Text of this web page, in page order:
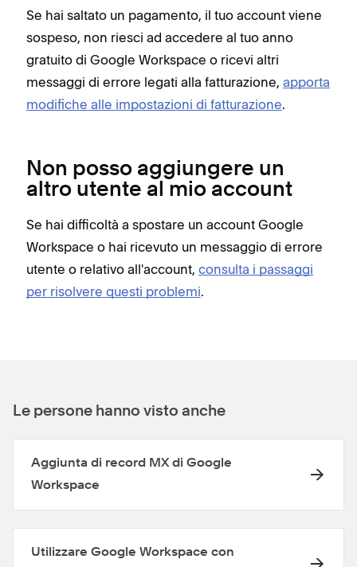
Se hai saltato un pagamento, il tuo account viene
sospeso, non riesci ad accedere al tuo anno
gratuito di Google Workspace o ricevi altri
messaggi di errore legati alla fatturazione, apporta
modifiche alle impostazioni di fatturazione.
Non posso aggiungere un
altro utente al mio account
Se hai difficoltà a spostare un account Google
Workspace o hai ricevuto un messaggio di errore
utente o relativo all'account, consulta i passaggi
per risolvere questi problemi.
Le persone hanno visto anche
Aggiunta di record MX di Google
Workspace
Utilizzare Google Workspace con